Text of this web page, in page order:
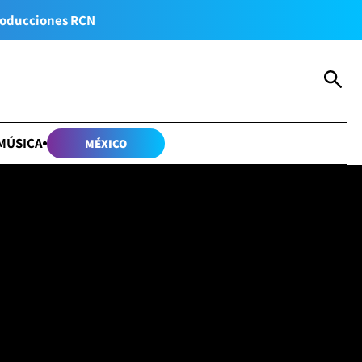
RCN
MÉXICO